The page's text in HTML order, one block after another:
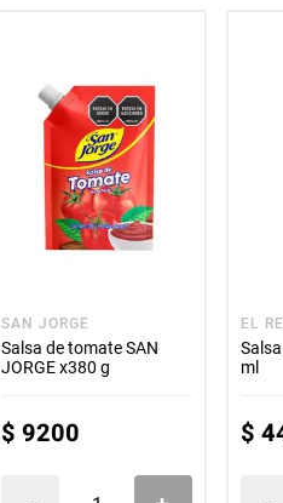
SAN JORGE
Salsa de tomate SAN
JORGE x380 g
$ 9200
EL
ml
$